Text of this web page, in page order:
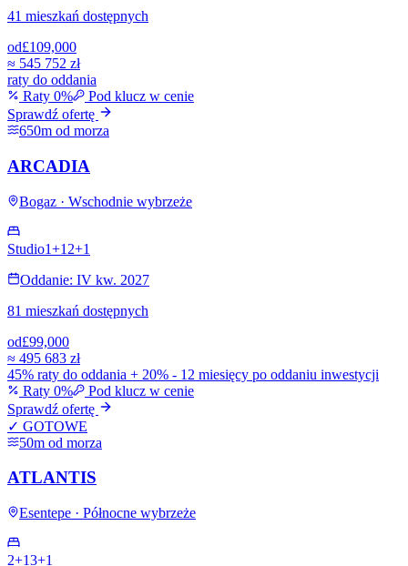
41 mieszkań dostępnych
od£109,000
≈ 545 752 zł
raty do oddania
Raty 0%
Pod klucz w cenie
Sprawdź ofertę
650m od morza
ARCADIA
Bogaz · Wschodnie wybrzeże
Studio1+1 2+1
Oddanie: IV kw. 2027
81 mieszkań dostępnych
od£99,000
≈ 495 683 zł
45% raty do oddania + 20% - 12 miesięcy po oddaniu inwestycji
Raty 0%
Pod klucz w cenie
Sprawdź ofertę
✓ GOTOWE
50m od morza
ATLANTIS
Esentepe · Północne wybrzeże
2+13+1